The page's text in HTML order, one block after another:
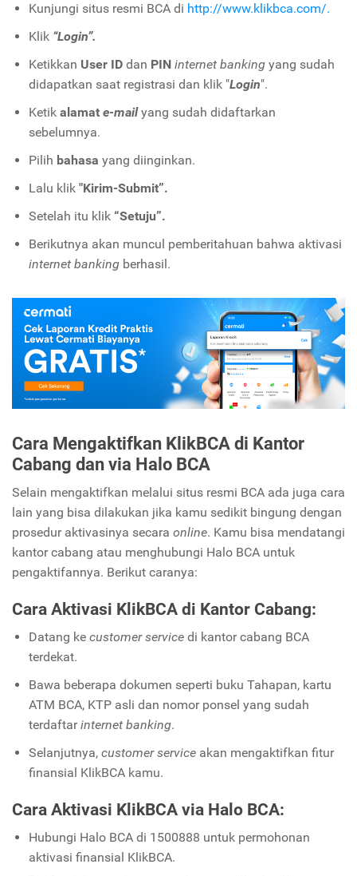
Kunjungi situs resmi BCA di http://www.klikbca.com/.
Klik “Login”.
Ketikkan User IDdan PIN internet bankingyang sudah
didapatkan saat registrasi dan klik "Login".
Ketik alamate-mailyang sudah didaftarkan
sebelumnya.
Pilih bahasa yang diinginkan.
Lalu klik"Kirim-Submit”.
Setelah itu klik “Setuju”.
Berikutnya akan muncul pemberitahuan bahwa aktivasi
internet banking berhasil.
Cara Mengaktifkan KlikBCA di Kantor
Cabang dan via Halo BCA
Selain mengaktifkan melalui situs resmi BCA ada juga cara
lain yang bisa dilakukan jika kamu sedikit bingung dengan
prosedur aktivasinya secara online. Kamu bisa mendatangi
kantor cabang atau menghubungi Halo BCA untuk
pengaktifannya. Berikut caranya:
Cara Aktivasi KlikBCA di Kantor Cabang:
Datang ke customer service di kantor cabang BCA
terdekat.
Bawa beberapa dokumen seperti buku Tahapan, kartu
ATM BCA, KTP asli dan nomor ponsel yang sudah
terdaftarinternet banking.
Selanjutnya, customer service akan mengaktifkan fitur
finansial KlikBCA kamu.
Cara Aktivasi KlikBCA via Halo BCA:
Hubungi Halo BCA di 1500888 untuk permohonan
aktivasi finansial KlikBCA.